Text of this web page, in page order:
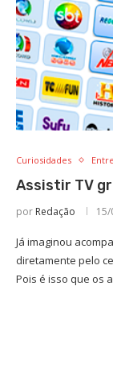
Curiosidades
Assistir TV
por Redação 15/
Já imaginou
diretamente pelo
Pois é isso que os